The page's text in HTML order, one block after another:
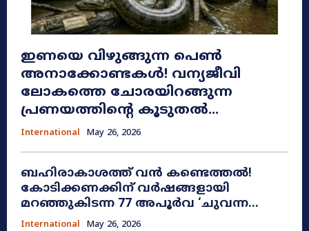
ഇണയെ വിഴുങ്ങുന്ന പെൺ
അനാക്കോണ്ടകൾ! വന്യജീവി
ലോകത്തെ ചോരയിറങ്ങുന്ന
പ്രണയത്തിന്റെ കൂടുതൽ...
International May 26, 2026
ബഹിരാകാശത്ത് വൻ കണ്ടെത്തൽ!
കോടിക്കണക്കിന് വർഷങ്ങളായി
മറഞ്ഞുകിടന്ന 77 അപൂർവ ‘ചുവന്ന...
International May 26, 2026